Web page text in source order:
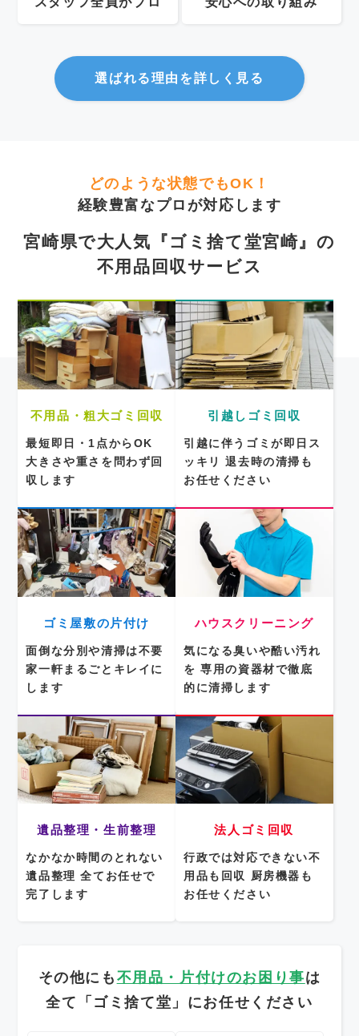
選ばれる理由を詳しく見る
どのような状態でもOK！
経験豊富なプロが対応します
宮崎県で大人気『ゴミ捨て堂宮崎』の
不用品回収サービス
不用品・粗大ゴミ回収
最短即日・1点からOK
大きさや重さを問わず回
収します
引越しゴミ回収
引越に伴うゴミが即日ス
ッキリ
退去時の清掃も
お任せください
ゴミ屋敷の片付け
面倒な分別や清掃は不要
家一軒まるごとキレイに
します
ハウスクリーニング
気になる臭いや酷い汚れ
を 専用の資器材で徹底
的に清掃します
遺品整理・生前整理
なかなか時間のとれない
遺品整理 全てお任せで
完了します
法人ゴミ回収
行政では対応できない不
用品も回収 厨房機器も
お任せください
その他にも 不用品・片付けのお困り事は
全て「ゴミ捨て堂」にお任せください